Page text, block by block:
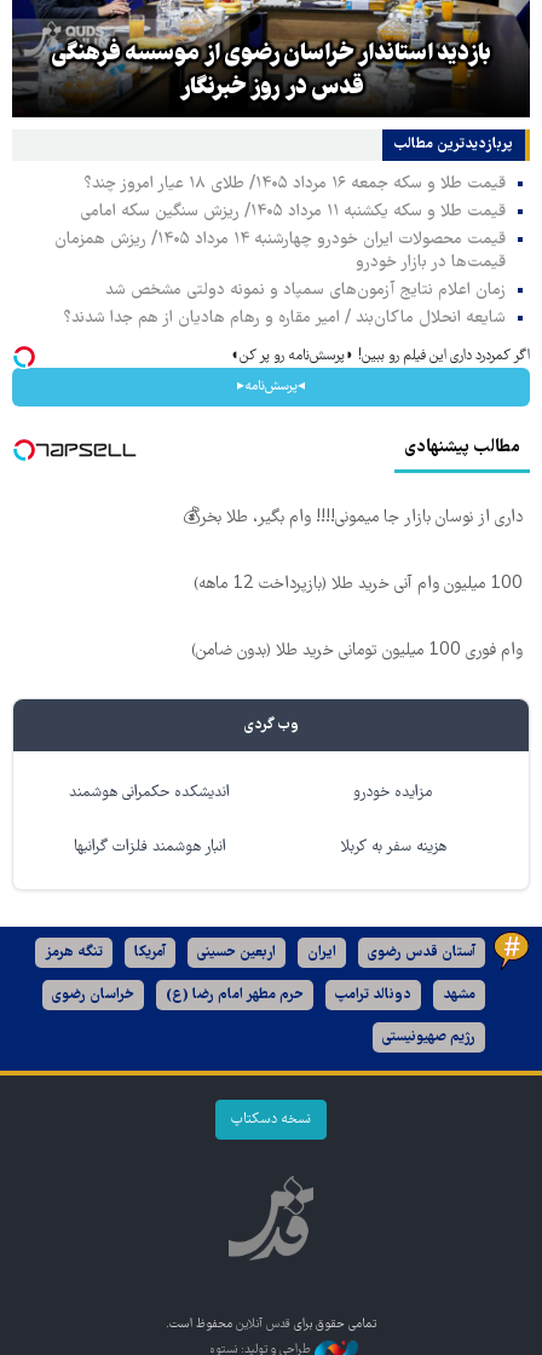
بازدید استاندار خراسان رضوی از موسسه فرهنگی
قدس در روز خبرنگار
پربازدیدترین‌ مطالب
قیمت طلا و سکه جمعه ۱۶ مرداد ۱۴۰۵/ طلای ۱۸ عیار امروز چند؟
قیمت طلا و سکه یکشنبه ۱۱ مرداد ۱۴۰۵/ ریزش سنگین سکه امامی
قیمت محصولات ایران خودرو چهارشنبه ۱۴ مرداد ۱۴۰۵/ ریزش همزمان
قیمت‌ها در بازار خودرو
زمان اعلام نتایج آزمون‌های سمپاد و نمونه دولتی مشخص شد
شایعه انحلال ماکان‌بند / امیر مقاره و رهام هادیان از هم جدا شدند؟
اگر کمردرد داری این فیلم رو ببین! ◗پرسش‌نامه رو پر کن◖
◂پرسش‌نامه▸
مطالب پیشنهادی
داری از نوسان بازار جا میمونی!!!! وام بگیر، طلا بخر💰
100 میلیون وام آنی خرید طلا (بازپرداخت 12 ماهه)
وام فوری 100 میلیون تومانی خرید طلا (بدون ضامن)
وب گردی
مزایده خودرو اندیشکده حکمرانی هوشمند
هزینه سفر به کربلا انبار هوشمند فلزات گرانبها
آستان قدس رضوی ایران اربعین حسینی آمریکا تنگه هرمز
مشهد دونالد ترامپ حرم مطهر امام رضا (ع) خراسان رضوی
رژیم صهیونیستی
نسخه دسکتاپ
تمامی حقوق برای قدس آنلاین محفوظ است.
طراحی و تولید: نستوه